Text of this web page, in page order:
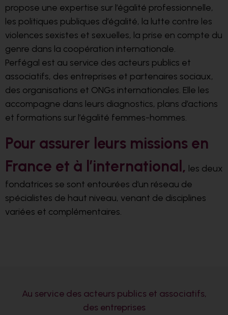
propose une expertise sur l’égalité professionnelle,
les politiques publiques d’égalité, la lutte contre les
violences sexistes et sexuelles, la prise en compte du
genre dans la coopération internationale.
Perfégal est au service des acteurs publics et
associatifs, des entreprises et partenaires sociaux,
des organisations et ONGs internationales. Elle les
accompagne dans leurs diagnostics, plans d’actions
et formations sur l’égalité femmes-hommes.
Pour assurer leurs missions en
France et à l’international, les deux
fondatrices se sont entourées d’un réseau de
spécialistes de haut niveau, venant de disciplines
variées et complémentaires.
Au service des acteurs publics et associatifs,
des entreprises